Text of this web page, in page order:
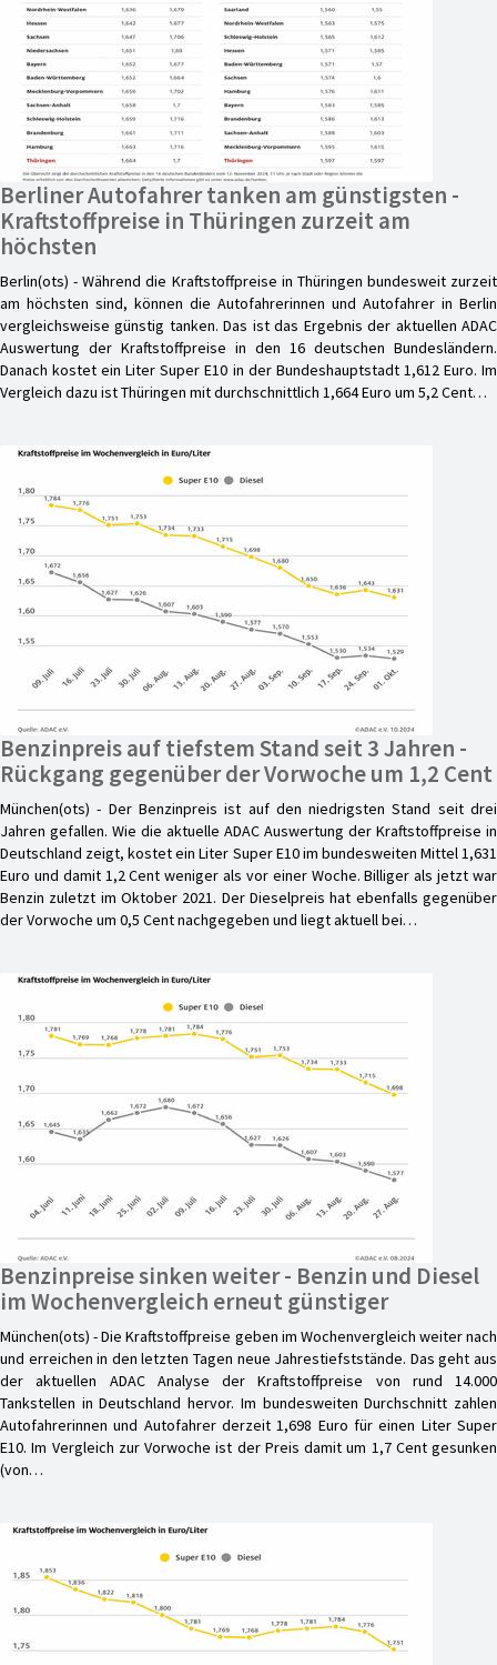
Berliner Autofahrer tanken am günstigsten -
Kraftstoffpreise in Thüringen zurzeit am
höchsten
Berlin(ots) - Während die Kraftstoffpreise in Thüringen bundesweit zurzeit
am höchsten sind, können die Autofahrerinnen und Autofahrer in Berlin
vergleichsweise günstig tanken. Das ist das Ergebnis der aktuellen ADAC
Auswertung der Kraftstoffpreise in den 16 deutschen Bundesländern.
Danach kostet ein Liter Super E10 in der Bundeshauptstadt 1,612 Euro. Im
Vergleich dazu ist Thüringen mit durchschnittlich 1,664 Euro um 5,2 Cent…
Benzinpreis auf tiefstem Stand seit 3 Jahren -
Rückgang gegenüber der Vorwoche um 1,2 Cent
München(ots) - Der Benzinpreis ist auf den niedrigsten Stand seit drei
Jahren gefallen. Wie die aktuelle ADAC Auswertung der Kraftstoffpreise in
Deutschland zeigt, kostet ein Liter Super E10 im bundesweiten Mittel 1,631
Euro und damit 1,2 Cent weniger als vor einer Woche. Billiger als jetzt war
Benzin zuletzt im Oktober 2021. Der Dieselpreis hat ebenfalls gegenüber
der Vorwoche um 0,5 Cent nachgegeben und liegt aktuell bei…
Benzinpreise sinken weiter - Benzin und Diesel
im Wochenvergleich erneut günstiger
München(ots) - Die Kraftstoffpreise geben im Wochenvergleich weiter nach
und erreichen in den letzten Tagen neue Jahrestiefststände. Das geht aus
der aktuellen ADAC Analyse der Kraftstoffpreise von rund 14.000
Tankstellen in Deutschland hervor. Im bundesweiten Durchschnitt zahlen
Autofahrerinnen und Autofahrer derzeit 1,698 Euro für einen Liter Super
E10. Im Vergleich zur Vorwoche ist der Preis damit um 1,7 Cent gesunken
(von…